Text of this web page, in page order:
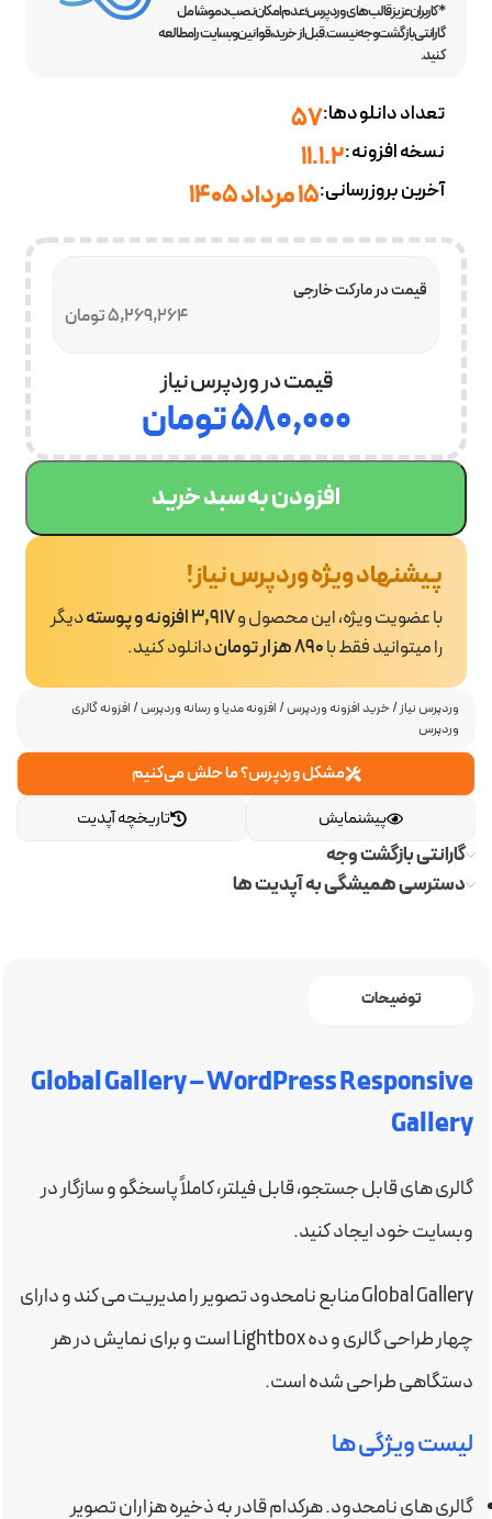
وردپرس نیاز/خرید افزونه وردپرس/ افزونه مدیا و رسانه وردپرس/ افزونه گالری
وردپرس
مشکل وردپرس؟ ما حلش می‌کنیم
تاریخچه آپدیت
پیشنمایش
گارانتی بازگشت وجه
دسترسی همیشگی به آپدیت ها
*کاربران عزیز قالب‌های وردپرس؛ عدم امکان نصب دمو، شامل
گارانتی بازگشت وجه نیست. قبل از خرید، قوانین وبسایت را مطالعه
کنید.
تعداد دانلودها:57
نسخه افزونه:11.1.2
آخرین بروزرسانی:15 مرداد 1405
5,269,264 تومان
قیمت در مارکت خارجی
قیمت در وردپرس نیاز
۵۸۰,۰۰۰تومان
افزودن به سبد خرید
پیشنهاد ویژه وردپرس نیاز!
با عضویت ویژه، این محصول و3,917 افزونه و پوسته
دیگر
را میتوانید فقط با890 هزار تومان دانلود کنید.
توضیحات
Global Gallery – WordPress Responsive
Gallery
گالری های قابل جستجو، قابل فیلتر، کاملاً پاسخگو و سازگار در
وبسایت خود ایجاد کنید.
Global Gallery منابع نامحدود تصویر را مدیریت می کند و دارای
چهار طراحی گالری و ده Lightbox است و برای نمایش در هر
دستگاهی طراحی شده است.
لیست ویژگی ها
گالری های نامحدود. هرکدام قادر به ذخیره هزاران تصویر